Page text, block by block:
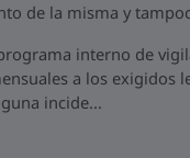
de la misma y
interno de
a los exigidos
incide...